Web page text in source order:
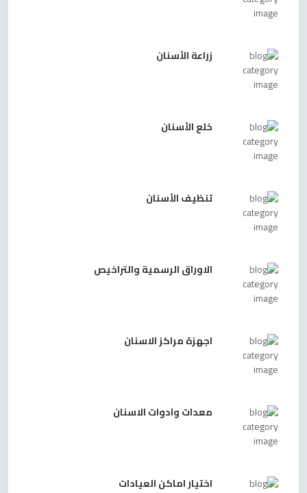
زراعة الأسنان
خلع الأسنان
تنظيف الأسنان
الاوراق الرسمية والتراخيص
اجهزة مراكز الاسنان
معدات وادوات الاسنان
اختيار اماكن العيادات